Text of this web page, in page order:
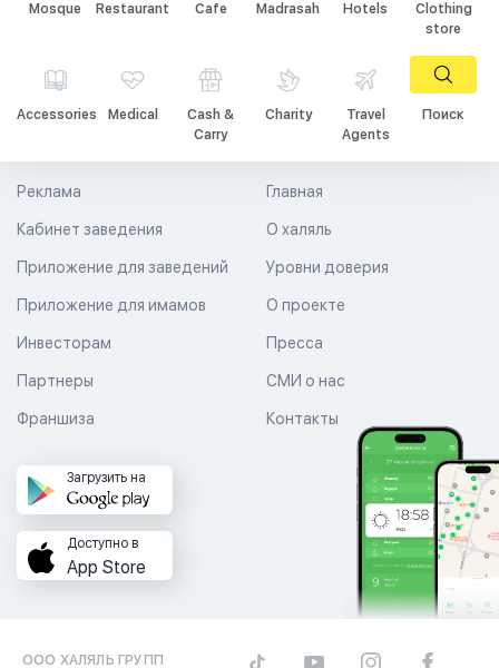
Mosque Restaurant Cafe Madrasah Hotels
Clothing
store
Accessories Medical
Cash &
Carry
Charity
Travel
Agents
Поиск
Главная
О халяль
Уровни доверия
Реклама
Кабинет заведения
Приложение для заведений
Приложение для имамов О проекте
Пресса
СМИ о нас
Контакты
Инвесторам
Партнеры
Франшиза
Загрузить на
Доступно в
App Store
ООО ХАЛЯЛЬ ГРУПП